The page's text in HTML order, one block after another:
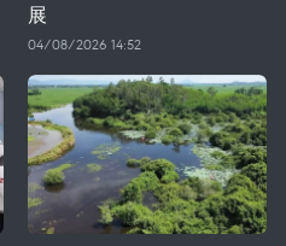
展
04/08/2026 14:52